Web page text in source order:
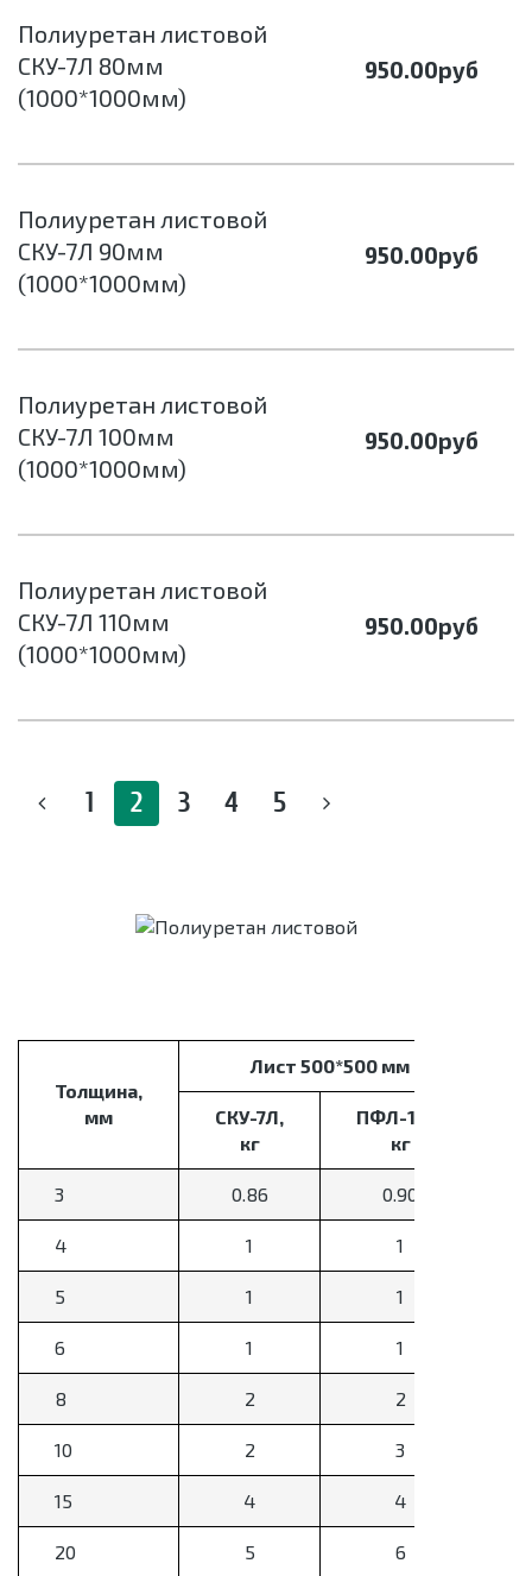
Полиуретан листовой
СКУ-7Л 80мм
(1000*1000мм)
950.00руб
Полиуретан листовой
СКУ-7Л 90мм
(1000*1000мм)
950.00руб
Полиуретан листовой
СКУ-7Л 100мм
(1000*1000мм)
950.00руб
Полиуретан листовой
СКУ-7Л 110мм
(1000*1000мм)
950.00руб
1 2 3 4 5
Толщина,
мм
Лист 500*500 мм
СКУ-7Л,
кг
ПФЛ-100,
кг
3 0.86 0.90
4 1 1
5 1 1
6 1 1
8 2 2
10 2 3
15 4 4
20 5 6